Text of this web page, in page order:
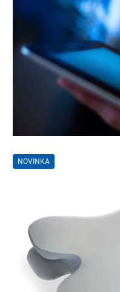
NOVINKA